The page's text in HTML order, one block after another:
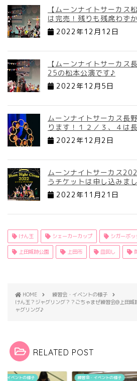
【ムーンナイトサーカス
は完売！残りも残席わず
2022年12月12日
【ムーンナイトサーカ
25の松本公演です♪
2022年12月5日
ムーンナイトサーカス長
ります！１２／３、４は
2022年12月2日
ムーンナイトサーカス
うチケットは申し込みま
2022年11月21日
けん玉 シェーカーカップ シガーボッ
上田城跡公園 上田市 皿回し
HOME
練習会・イベントの様子
けん玉？ジャグリング？？ごちゃまぜ練習会@上
ャグリング♪
RELATED POST
・イベントの様子 練習会・イベントの様子